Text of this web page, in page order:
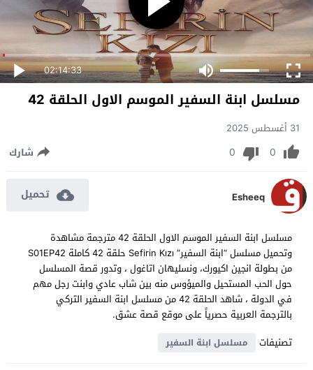
02:14:33
مسلسل ابنة السفير الموسم الاول الحلقة 42
31 أغسطس 2025
0
0 شارك
Esheeq تحميل
مسلسل ابنة السفير الموسم الاول الحلقة 42 مترجمة مشاهدة
وتحميل مسلسل “ابنة السفير” Sefirin Kızı حلقة 42 كاملة S01EP42
من بطولة انجين اكيورك، ونسليهان اتاغول ، وتدور قصة المسلسل
حول الحب المستحيل والميؤوس منه بين شاب عادي وابنت رجل مهم
في الدولة ، شاهد الحلقة 42 من مسلسل ابنة السفير التركي
بالترجمة العربية حصرياً على موقع قصة عشق.
تصنيفات
مسلسل ابنة السفير